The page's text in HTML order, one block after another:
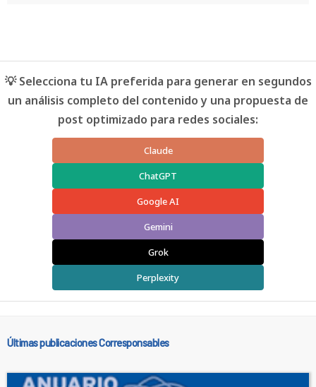
💡 Selecciona tu IA preferida para generar en segundos
un análisis completo del contenido y una propuesta de
post optimizado para redes sociales:
Claude
ChatGPT
Google AI
Gemini
Grok
Perplexity
Últimas publicaciones Corresponsables